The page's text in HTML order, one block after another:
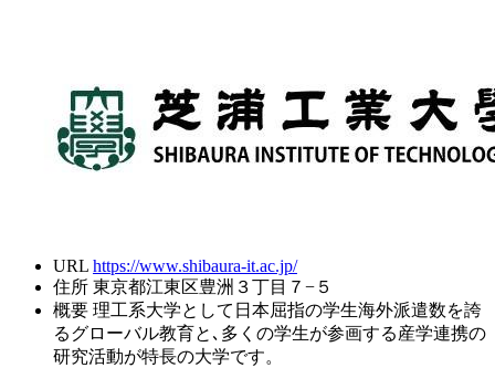
URL https://www.shibaura-it.ac.jp/
住所 東京都江東区豊洲３丁目７−５
概要 理工系大学として日本屈指の学生海外派遣数を誇
るグローバル教育と､多くの学生が参画する産学連携の
研究活動が特長の大学です。